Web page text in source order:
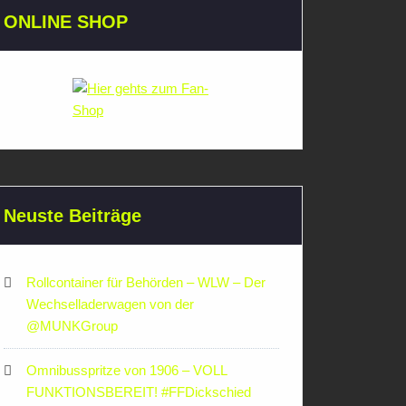
ONLINE SHOP
Neuste Beiträge
Rollcontainer für Behörden – WLW – Der
Wechselladerwagen von der
‪@MUNKGroup‬
Omnibusspritze von 1906 – VOLL
FUNKTIONSBEREIT! #FFDickschied